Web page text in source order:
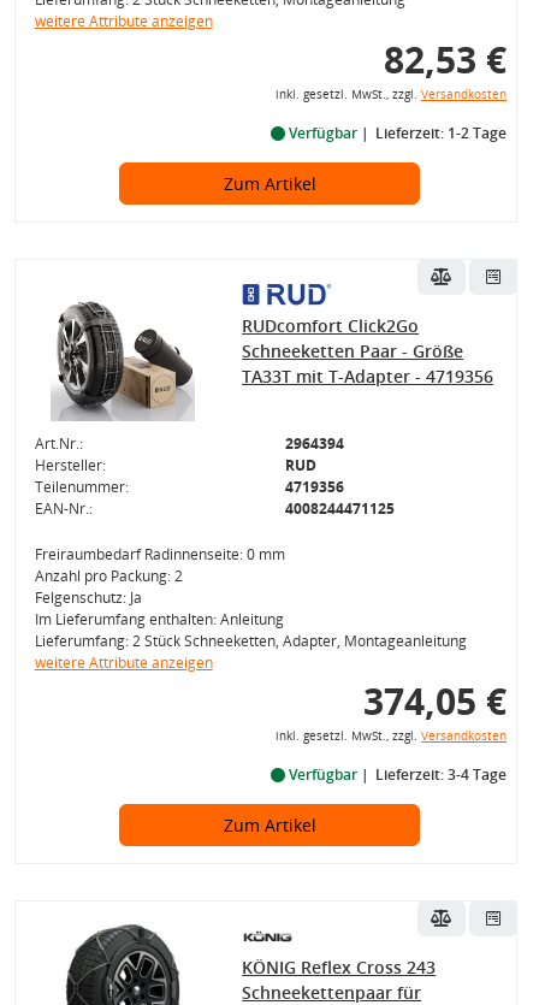
weitere Attribute anzeigen
82,53 €
inkl. gesetzl. MwSt., zzgl. Versandkosten
Verfügbar Lieferzeit: 1-2 Tage
Zum Artikel
RUDcomfort Click2Go
Schneeketten Paar - Größe
TA33T mit T-Adapter - 4719356
Art.Nr.:
2964394
Hersteller:
RUD
Teilenummer:
4719356
EAN-Nr.:
4008244471125
Freiraumbedarf Radinnenseite: 0 mm
Anzahl pro Packung: 2
Felgenschutz: Ja
Im Lieferumfang enthalten: Anleitung
Lieferumfang: 2 Stück Schneeketten, Adapter, Montageanleitung
weitere Attribute anzeigen
374,05 €
inkl. gesetzl. MwSt., zzgl. Versandkosten
Verfügbar Lieferzeit: 3-4 Tage
Zum Artikel
KÖNIG Reflex Cross 243
Schneekettenpaar für